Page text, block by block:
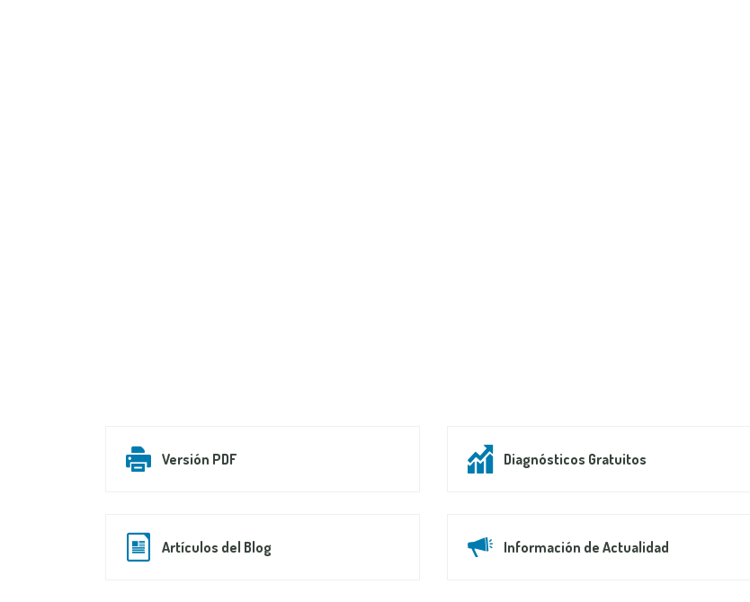
Versión PDF Diagnósticos Gratuitos
Artículos del Blog Información de Actualidad